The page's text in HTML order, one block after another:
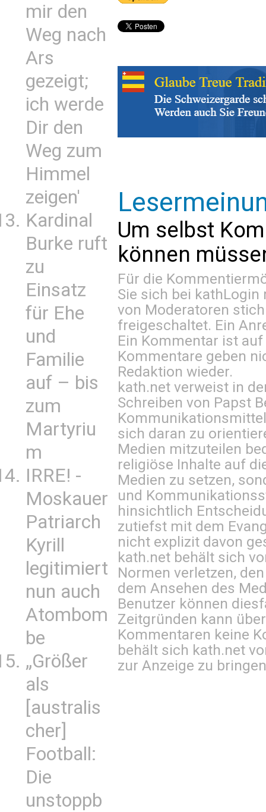
mir den
Weg nach
Ars
gezeigt;
ich werde
Dir den
Weg zum
Himmel
zeigen'
Kardinal
Burke ruft
zu
Einsatz
für Ehe
und
Familie
auf – bis
zum
Martyriu
m
IRRE! -
Moskauer
Patriarch
Kyrill
legitimiert
nun auch
Atombom
be
„Größer
als
[australis
cher]
Football:
Die
unstoppb
Um selbst
können
Für die
Sie sich bei kathLogin
von Moderatoren
freigeschaltet. Ein
Ein Kommentar ist
Kommentare geben
Redaktion wieder.
kath.net verweist in
Schreiben von Papst
sich daran zu
Medien mitzuteilen
religiöse Inhalte auf
Medien zu setzen,
und
hinsichtlich
zutiefst mit dem
nicht explizit davon
kath.net behält sich
Normen verletzen,
dem Ansehen des
Benutzer können
Zeitgründen kann
Kommentaren keine
behält sich kath.net
zur Anzeige zu